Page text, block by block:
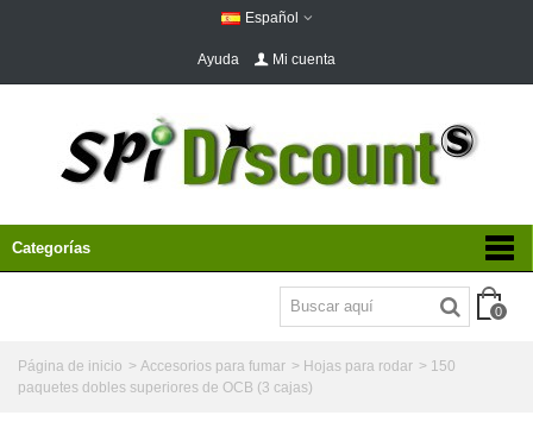
Español
Ayuda Mi cuenta
Categorías
0
Página de inicio > Accesorios para fumar > Hojas para rodar > 150
paquetes dobles superiores de OCB (3 cajas)